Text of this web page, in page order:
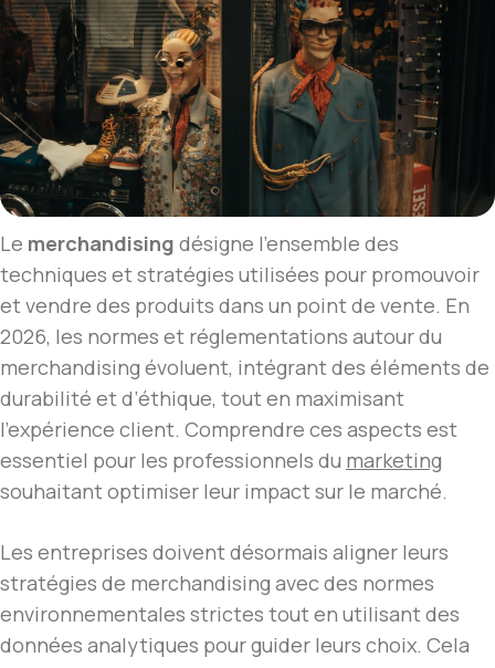
Le merchandising désigne l’ensemble des
techniques et stratégies utilisées pour promouvoir
et vendre des produits dans un point de vente. En
2026, les normes et réglementations autour du
merchandising évoluent, intégrant des éléments de
durabilité et d’éthique, tout en maximisant
l’expérience client. Comprendre ces aspects est
essentiel pour les professionnels du marketing
souhaitant optimiser leur impact sur le marché.
Les entreprises doivent désormais aligner leurs
stratégies de merchandising avec des normes
environnementales strictes tout en utilisant des
données analytiques pour guider leurs choix. Cela